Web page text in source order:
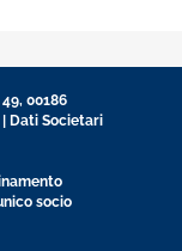
00186
Dati Societari
socio